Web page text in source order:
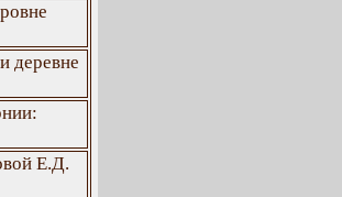
деревне
Е.Д.